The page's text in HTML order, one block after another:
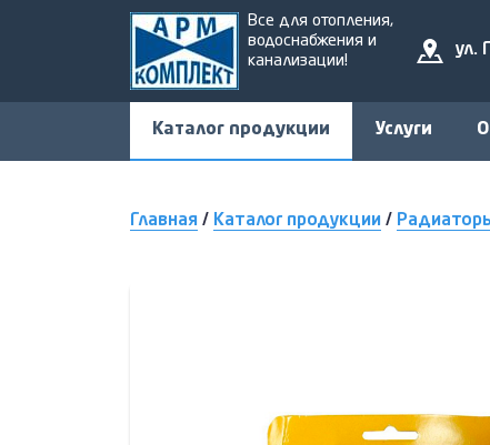
Все для отопления,
водоснабжения и
канализации!
ул.
Каталог продукции Услуги
Главная / Каталог продукции /